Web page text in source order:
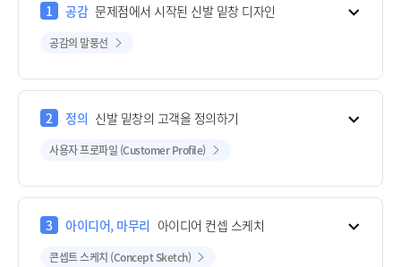
1 공감 문제점에서 시작된 신발 밑창 디자인
공감의 말풍선
2 정의 신발 밑창의 고객을 정의하기
사용자 프로파일 (Customer Profile)
3 아이디어, 마무리 아이디어 컨셉 스케치
콘셉트 스케치 (Concept Sketch)